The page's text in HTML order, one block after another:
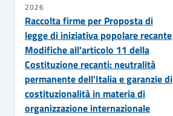
2026
Raccolta firme per Proposta di
legge di iniziativa popolare recante
Modifiche all'articolo 11 della
Costituzione recanti: neutralità
permanente dell'Italia e garanzie di
costituzionalità in materia di
organizzazione internazionale